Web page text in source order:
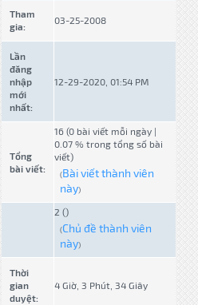
Tham
gia:
03-25-2008
Lần
đăng
nhập
mới
nhất:
12-29-2020, 01:54 PM
Tổng
bài viết:
16 (0 bài viết mỗi ngày |
0.07 % trong tổng số bài
viết)
(Bài viết thành viên
này)
2 ()
(Chủ đề thành viên
này)
Thời
gian
duyệt:
4 Giờ, 3 Phút, 34 Giây